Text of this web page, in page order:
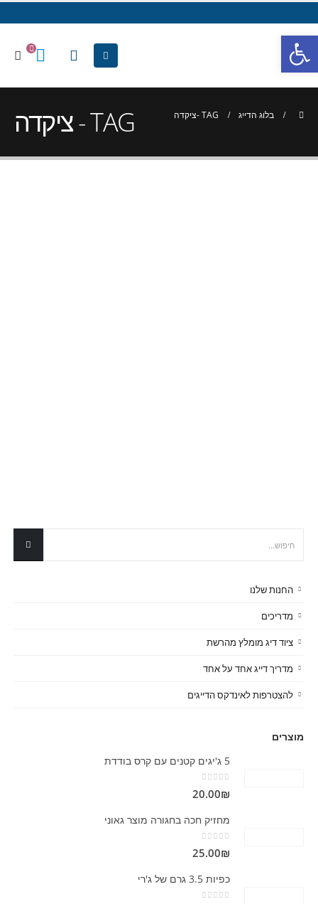
TAG - ציקדה בלוג הדייג TAG - ציקדה
החנות שלנו
מדריכים
ציוד דיג מומלץ מהרשת
מדריך דייג אחד על אחד
להצטרפות לאינדקס הדייגים
מוצרים
5 ג'יגים קטנים עם קרס בודדת
20.00₪
מחזיק חכה בחגורה מוצר גאוני
25.00₪
כפיות 3.5 גרם של ג'רי
פתח סרגל נגישות